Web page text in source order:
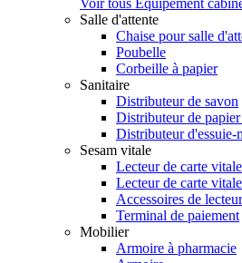
Voir tous Equipement
Salle d'attente
Chaise pour salle
Poubelle
Corbeille à papier
Sanitaire
Distributeur de savon
Distributeur de
Distributeur d'essuie-
Sesam vitale
Lecteur de carte vitale
Lecteur de carte
Accessoires de
Terminal de paiement
Mobilier
Armoire à pharmacie